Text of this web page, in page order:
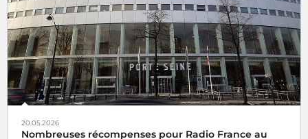
20.05.2026
Nombreuses récompenses pour Radio France au